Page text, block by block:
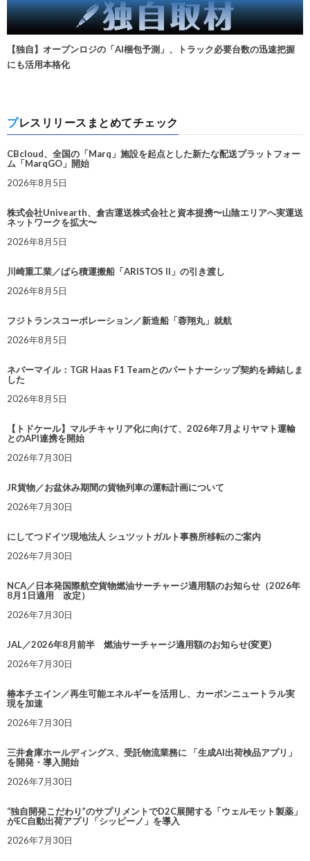
【独自】オープンロジの「AI梱包予測」、トラック必要台数の迅速把握
にも活用本格化
プレスリリースまとめてチェック
CBcloud、全国の「Marq」施設を起点とした新たな配送プラットフォー
ム「MarqGO」開始
2026年8月5日
株式会社Univearth、倉吉運送株式会社と資本提携〜山陰エリアへ実運送
ネットワークを拡大〜
2026年8月5日
川崎重工業／ばら積運搬船「ARISTOS II」の引き渡し
2026年8月5日
フジトランスコーポレーション／新造船「蓉翔丸」就航
2026年8月5日
ネバーマイル：TGR Haas F1 Teamとのパートナーシップ契約を締結しま
した
2026年8月5日
【トドケール】マルチキャリア化に向けて、2026年7月よりヤマト運輸
とのAPI連携を開始
2026年7月30日
JR貨物／お盆休み期間の貨物列車の運転計画について
2026年7月30日
にしてつドイツ現地法人 シュツットガルト事務所移転のご案内
2026年7月30日
NCA／日本発国際航空貨物燃油サーチャージ適用額のお知らせ（2026年
8月1日適用 改定）
2026年7月30日
JAL／2026年8月前半 燃油サーチャージ適用額のお知らせ(変更)
2026年7月30日
椿本チエイン／再生可能エネルギーを活用し、カーボンニュートラル実
現を加速
2026年7月30日
三井倉庫ホールディングス、受託物流業務に 「生成AI出荷検品アプリ」
を開発・導入開始
2026年7月30日
“独自開発こだわり”のサプリメントでD2C展開する「ウェルモット製薬」
がEC自動出荷アプリ「シッピーノ」を導入
2026年7月30日